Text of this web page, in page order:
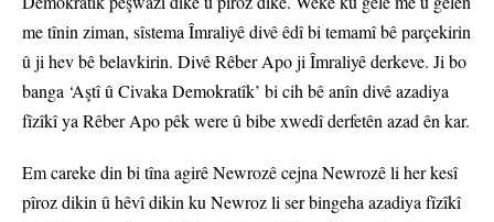
me tînin ziman, sîstema Îmraliyê divê êdî bi temamî bê parçekirin
û ji hev bê belavkirin. Divê Rêber Apo ji Îmraliyê derkeve. Ji bo
banga ‘Aştî û Civaka Demokratîk’ bi cih bê anîn divê azadiya
fîzîkî ya Rêber Apo pêk were û bibe xwedî derfetên azad ên kar.
Em careke din bi tîna agirê Newrozê cejna Newrozê li her kesî
pîroz dikin û hêvî dikin ku Newroz li ser bingeha azadiya fîzîkî